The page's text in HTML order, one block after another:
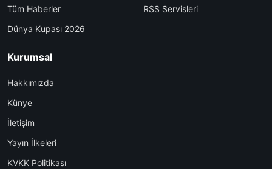
Tüm Haberler
Dünya Kupası 2026
RSS Servisleri
Kurumsal
Hakkımızda
Künye
İletişim
Yayın İlkeleri
KVKK Politikası